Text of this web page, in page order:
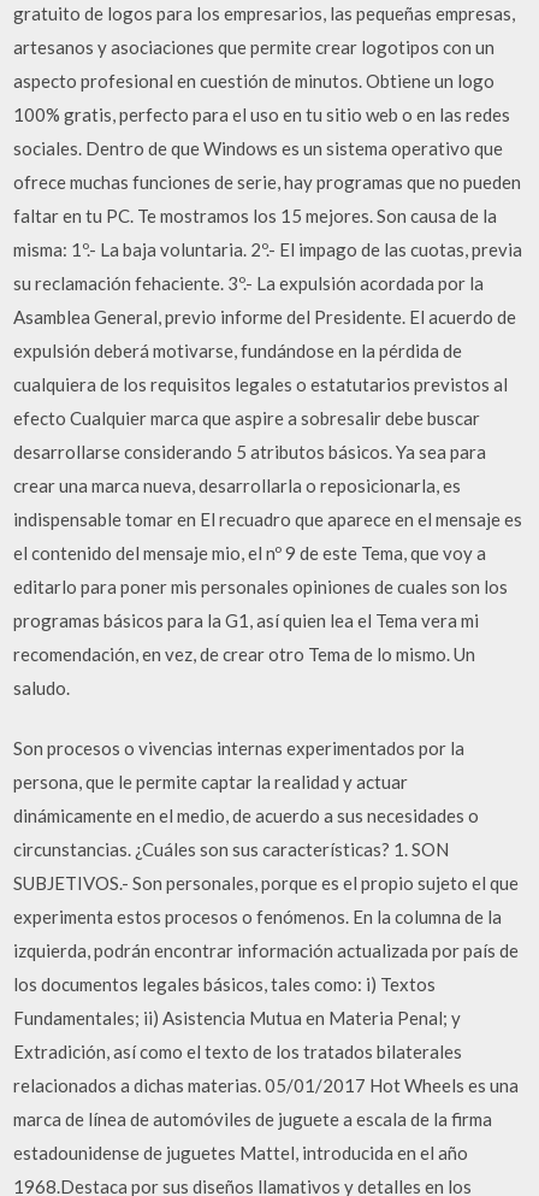
gratuito de logos para los empresarios, las pequeñas empresas,
artesanos y asociaciones que permite crear logotipos con un
aspecto profesional en cuestión de minutos. Obtiene un logo
100% gratis, perfecto para el uso en tu sitio web o en las redes
sociales. Dentro de que Windows es un sistema operativo que
ofrece muchas funciones de serie, hay programas que no pueden
faltar en tu PC. Te mostramos los 15 mejores. Son causa de la
misma: 1º.- La baja voluntaria. 2º.- El impago de las cuotas, previa
su reclamación fehaciente. 3º.- La expulsión acordada por la
Asamblea General, previo informe del Presidente. El acuerdo de
expulsión deberá motivarse, fundándose en la pérdida de
cualquiera de los requisitos legales o estatutarios previstos al
efecto Cualquier marca que aspire a sobresalir debe buscar
desarrollarse considerando 5 atributos básicos. Ya sea para
crear una marca nueva, desarrollarla o reposicionarla, es
indispensable tomar en El recuadro que aparece en el mensaje es
el contenido del mensaje mio, el nº 9 de este Tema, que voy a
editarlo para poner mis personales opiniones de cuales son los
programas básicos para la G1, así quien lea el Tema vera mi
recomendación, en vez, de crear otro Tema de lo mismo. Un
saludo.
Son procesos o vivencias internas experimentados por la
persona, que le permite captar la realidad y actuar
dinámicamente en el medio, de acuerdo a sus necesidades o
circunstancias. ¿Cuáles son sus características? 1. SON
SUBJETIVOS.- Son personales, porque es el propio sujeto el que
experimenta estos procesos o fenómenos. En la columna de la
izquierda, podrán encontrar información actualizada por país de
los documentos legales básicos, tales como: i) Textos
Fundamentales; ii) Asistencia Mutua en Materia Penal; y
Extradición, así como el texto de los tratados bilaterales
relacionados a dichas materias. 05/01/2017 Hot Wheels es una
marca de línea de automóviles de juguete a escala de la firma
estadounidense de juguetes Mattel, introducida en el año
1968.Destaca por sus diseños llamativos y detalles en los